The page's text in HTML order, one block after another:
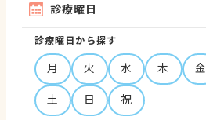
診療曜日
診療曜日から探す
月 火 水 木
金
土
日 祝